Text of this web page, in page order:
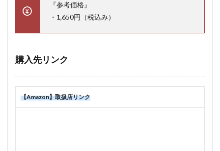
『参考価格』
・1,650円（税込み）
購入先リンク
【Amazon】取扱店リンク